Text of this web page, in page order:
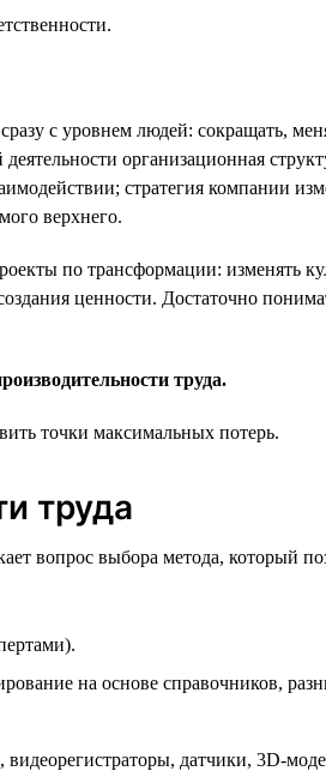
с уровнем людей: сокращать,
организационная
стратегия компании
верхнего.
по трансформации: изменять
ценности. Достаточно
труда.
точки максимальных потерь.
труда
вопрос выбора метода, который
на основе справочников,
датчики, 3D-